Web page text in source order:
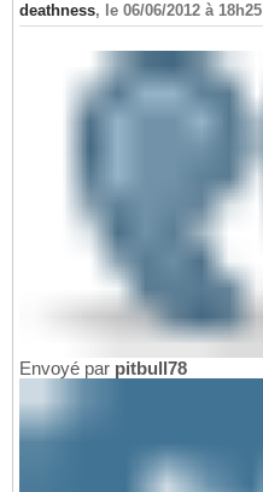
deathness, le 06/06/2012 à 18h25
Envoyé par pitbull78